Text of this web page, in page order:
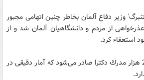
وزیر دفاع آلمان بخاطر چنین اتهامی مجبور
از مردم و دانشگاهیان آلمان شد و از
استعفاء كرد.
در آلمان سالانه بیش از ‎25 هزار مدرك دكترا صادر می‌شود كه آمار دقیقی در